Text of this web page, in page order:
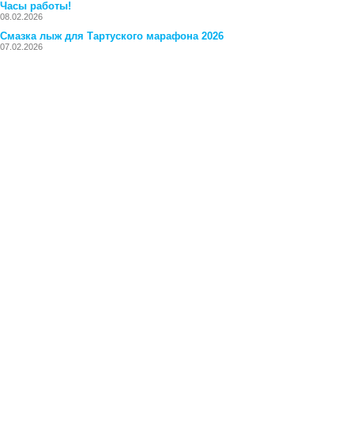
Часы работы!
08.02.2026
Смазка лыж для Тартуского марафона 2026
07.02.2026